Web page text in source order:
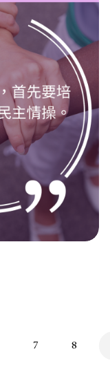
7 8